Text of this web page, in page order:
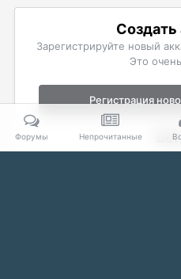
Создать
Зарегистрируйте новый
Это
Регистрация
Уже есть
Форумы Непрочитанные